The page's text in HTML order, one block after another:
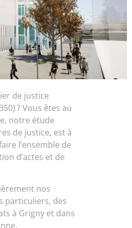
de justice
? Vous êtes au
notre étude
de justice, est à
l’ensemble de
d’actes et de
nos
particuliers, des
à Grigny et dans